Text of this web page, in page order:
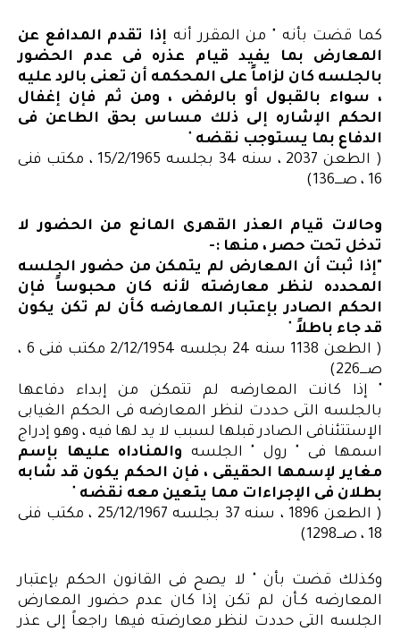
كما قضت بأنه " من المقرر أنه إذا تقدم المدافع عن
المعارض بما يفيد قيام عذره فى عدم الحضور
بالجلسه كان لزاماً على المحكمه أن تعنى بالرد عليه
، سواء بالقبول أو بالرفض ، ومن ثم فإن إغفال
الحكم الإشاره إلى ذلك مساس بحق الطاعن فى
الدفاع بما يستوجب نقضه "
( الطعن 2037 ، سنه 34 بجلسه 15/2/1965 ، مكتب فنى
16 ، صــــ136)
وحالات قيام العذر القهرى المانع من الحضور لا
تدخل تحت حصر ، منها :-
"إذا ثبت أن المعارض لم يتمكن من حضور الجلسه
المحدده لنظر معارضته لأنه كان محبوساً فإن
الحكم الصادر بإعتبار المعارضه كأن لم تكن يكون
قد جاء باطلاً "
( الطعن 1138 سنه 24 بجلسه 2/12/1954 مكتب فنى 6 ،
صــــ226)
" إذا كانت المعارضه لم تتمكن من إبداء دفاعها
بالجلسه التى حددت لنظر المعارضه فى الحكم الغيابى
الإستتئنافى الصادر قبلها لسبب لا يد لها فيه ، وهو إدراج
اسمها فى " رول " الجلسه والمناداه عليها بإسم
مغاير لإسمها الحقيقى ، فإن الحكم يكون قد شابه
بطلان فى الإجراءات مما يتعين معه نقضه "
( الطعن 1896 ، سنه 37 بجلسه 25/12/1967 ، مكتب فنى
18 ، صـــ1298)
وكذلك قضت بأن " لا يصح فى القانون الحكم بإعتبار
المعارضه كـأن لم تكن إذا كان عدم حضور المعارض
الجلسه التى حددت لنظر معارضته فيها راجعاً إلى عذر